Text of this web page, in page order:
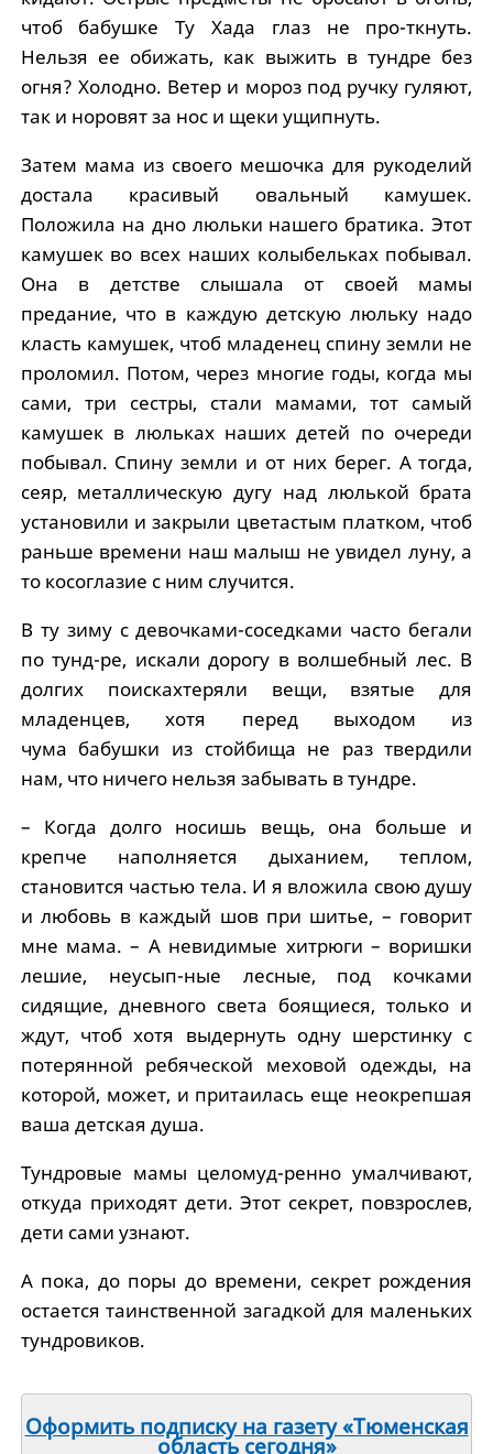
чтоб бабушке Ту Хада глаз не про-ткнуть.
Нельзя ее обижать, как выжить в тундре без
огня? Холодно. Ветер и мороз под ручку гуляют,
так и норовят за нос и щеки ущипнуть.
Затем мама из своего мешочка для рукоделий
достала красивый овальный камушек.
Положила на дно люльки нашего братика. Этот
камушек во всех наших колыбельках побывал.
Она в детстве слышала от своей мамы
предание, что в каждую детскую люльку надо
класть камушек, чтоб младенец спину земли не
проломил. Потом, через многие годы, когда мы
сами, три сестры, стали мамами, тот самый
камушек в люльках наших детей по очереди
побывал. Спину земли и от них берег. А тогда,
сеяр, металлическую дугу над люлькой брата
установили и закрыли цветастым платком, чтоб
раньше времени наш малыш не увидел луну, а
то косоглазие с ним случится.
В ту зиму с девочками-соседками часто бегали
по тунд-ре, искали дорогу в волшебный лес. В
долгих поискахтеряли вещи, взятые для
младенцев, хотя перед выходом из
чума бабушки из стойбища не раз твердили
нам, что ничего нельзя забывать в тундре.
– Когда долго носишь вещь, она больше и
крепче наполняется дыханием, теплом,
становится частью тела. И я вложила свою душу
и любовь в каждый шов при шитье, – говорит
мне мама. – А невидимые хитрюги – воришки
лешие, неусып-ные лесные, под кочками
сидящие, дневного света боящиеся, только и
ждут, чтоб хотя выдернуть одну шерстинку с
потерянной ребяческой меховой одежды, на
которой, может, и притаилась еще неокрепшая
ваша детская душа.
Тундровые мамы целомуд-ренно умалчивают,
откуда приходят дети. Этот секрет, повзрослев,
дети сами узнают.
А пока, до поры до времени, секрет рождения
остается таинственной загадкой для маленьких
тундровиков.
Оформить подписку на газету «Тюменская
область сегодня»